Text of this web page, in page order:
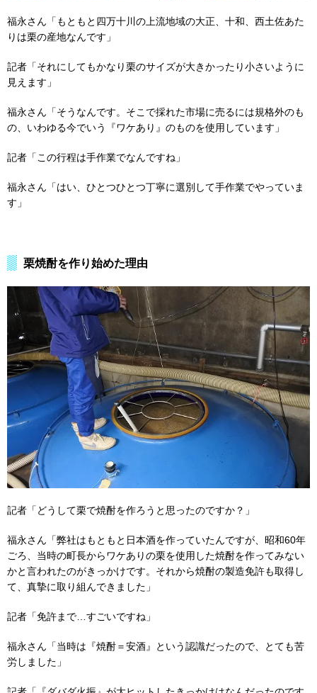
福永さん「もともと四万十川の上流地域の大正、十和、西土佐あた
りは栗の産地なんです」
記者「それにしてもかなり栗のサイズが大きかったり小さいように
見えます」
福永さん「そうなんです。そこで採れた市場に売るには規格外のも
の、いわゆる今でいう『ワケあり』のものを使用しています」
記者「この行程は手作業でなんですね」
福永さん「はい、ひとつひとつ丁寧に選別して手作業でやっていま
す」
栗焼酎を作り始めた理由
記者「どうして栗で焼酎を作ろうと思ったのですか？」
福永さん「弊社はもともと日本酒を作っていたんですが、昭和60年
ごろ、当時の町長からワケありの栗を使用した焼酎を作ってみない
かと言われたのがきっかけです。それから焼酎の製造免許も取得し
て、真摯に取り組んできました」
記者「免許まで…すごいですね」
福永さん「当時は『焼酎＝安酒』という認識だったので、とても苦
労しました」